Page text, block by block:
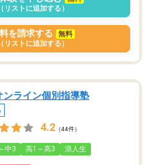
た為、塾に通
遅れも取り
は良かった
（リストに追加する）
を請求する
無料
（リストに追加する）
ンライン個別指導塾
4.2 （44件）
中3 高1～高3 浪人生